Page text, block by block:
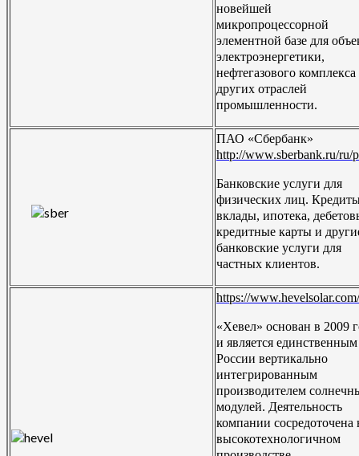
новейшей
микропроцессорной
элементной базе для
электроэнергетики,
нефтегазового
других отраслей
промышленности.
ПАО «Сбербанк»
http://www.sberbank.ru/ru/
Банковские услуги для
физических лиц.
вклады, ипотека,
кредитные карты и
банковские услуги для
частных клиентов.
https://www.hevelsolar.com/
«Хевел» основан в 2009
и является
России вертикально
интегрированным
производителем
модулей. Деятельность
компании сосредоточена
высокотехнологичном